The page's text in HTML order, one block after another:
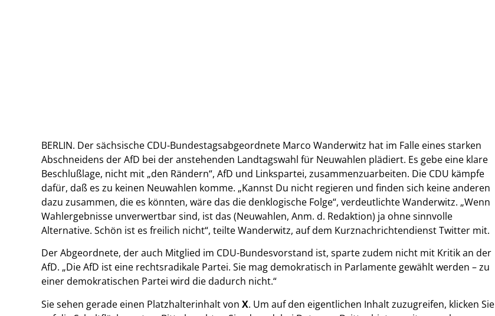
BERLIN. Der sächsische CDU-Bundestagsabgeordnete Marco Wanderwitz hat im Falle eines starken
Abschneidens der AfD bei der anstehenden Landtagswahl für Neuwahlen plädiert. Es gebe eine klare
Beschlußlage, nicht mit „den Rändern“, AfD und Linkspartei, zusammenzuarbeiten. Die CDU kämpfe
dafür, daß es zu keinen Neuwahlen komme. „Kannst Du nicht regieren und finden sich keine anderen
dazu zusammen, die es könnten, wäre das die denklogische Folge“, verdeutlichte Wanderwitz. „Wenn
Wahlergebnisse unverwertbar sind, ist das (Neuwahlen, Anm. d. Redaktion) ja ohne sinnvolle
Alternative. Schön ist es freilich nicht“, teilte Wanderwitz, auf dem Kurznachrichtendienst Twitter mit.
Der Abgeordnete, der auch Mitglied im CDU-Bundesvorstand ist, sparte zudem nicht mit Kritik an der
AfD. „Die AfD ist eine rechtsradikale Partei. Sie mag demokratisch in Parlamente gewählt werden – zu
einer demokratischen Partei wird die dadurch nicht.“
Sie sehen gerade einen Platzhalterinhalt von X. Um auf den eigentlichen Inhalt zuzugreifen, klicken Sie